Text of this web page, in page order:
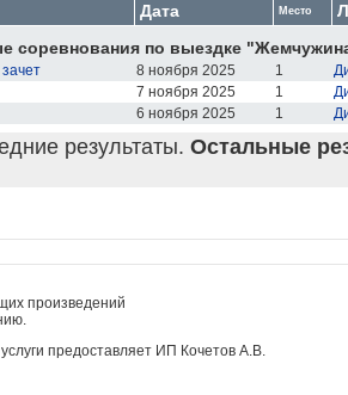
Дата Место
соревнования по выездке
8 ноября 2025 1
7 ноября 2025 1
6 ноября 2025 1
результаты. Остальные
произведений
предоставляет ИП Кочетов А.В.